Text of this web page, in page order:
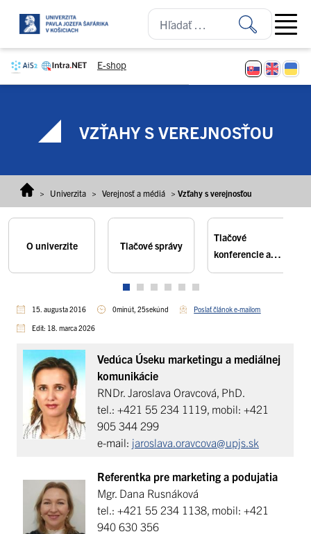
E-shop
Open
VZŤAHY S VEREJNOSŤOU
> Univerzita > Verejnosť a médiá > Vzťahy s verejnosťou
O univerzite Tlačové správy
Tlačové
konferencie a
brífingy
15. augusta 2016 0minút, 25sekúnd Poslať článok e-mailom
Edit: 18. marca 2026
Vedúca Úseku marketingu a mediálnej
komunikácie
RNDr. Jaroslava Oravcová, PhD.
tel.: +421 55 234 1119, mobil: +421
905 344 299
e-mail: jaroslava.oravcova@upjs.sk
Referentka pre marketing a podujatia
Mgr. Dana Rusnáková
tel.: +421 55 234 1138, mobil: +421
940 630 356